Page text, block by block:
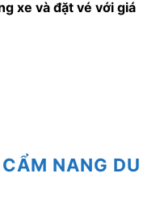
xe và đặt vé với giá
NANG DU